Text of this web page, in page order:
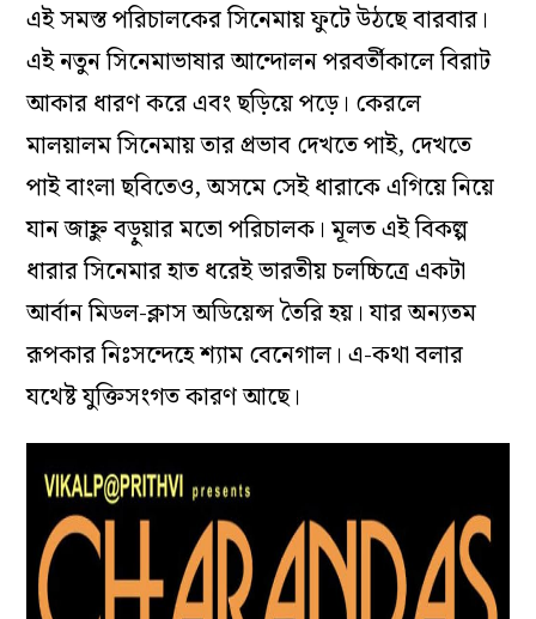
এই সমস্ত পরিচালকের সিনেমায় ফুটে উঠছে বারবার।
এই নতুন সিনেমাভাষার আন্দোলন পরবর্তীকালে বিরাট
আকার ধারণ করে এবং ছড়িয়ে পড়ে। কেরলে
মালয়ালম সিনেমায় তার প্রভাব দেখতে পাই, দেখতে
পাই বাংলা ছবিতেও, অসমে সেই ধারাকে এগিয়ে নিয়ে
যান জাহ্নু বড়ুয়ার মতো পরিচালক। মূলত এই বিকল্প
ধারার সিনেমার হাত ধরেই ভারতীয় চলচ্চিত্রে একটা
আর্বান মিডল-ক্লাস অডিয়েন্স তৈরি হয়। যার অন্যতম
রূপকার নিঃসন্দেহে শ্যাম বেনেগাল। এ-কথা বলার
যথেষ্ট যুক্তিসংগত কারণ আছে।